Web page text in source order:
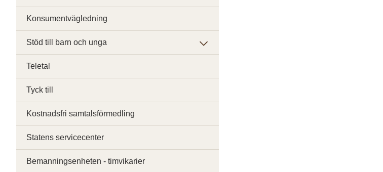
Konsumentvägledning
Stöd till barn och unga
Teletal
Tyck till
Kostnadsfri samtalsförmedling
Statens servicecenter
Bemanningsenheten - timvikarier